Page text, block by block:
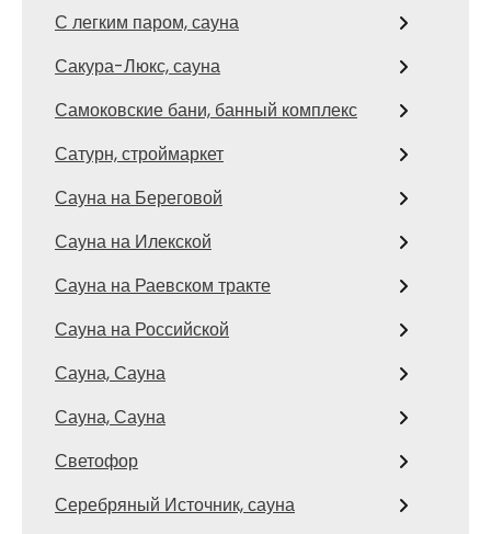
С легким паром, сауна
Сакура-Люкс, сауна
Самоковские бани, банный комплекс
Сатурн, строймаркет
Сауна на Береговой
Сауна на Илекской
Сауна на Раевском тракте
Сауна на Российской
Сауна, Сауна
Сауна, Сауна
Светофор
Серебряный Источник, сауна